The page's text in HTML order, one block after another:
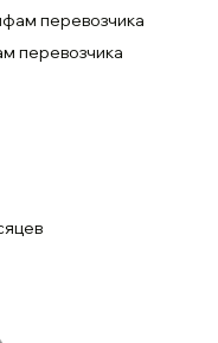
перевозчика
перевозчика